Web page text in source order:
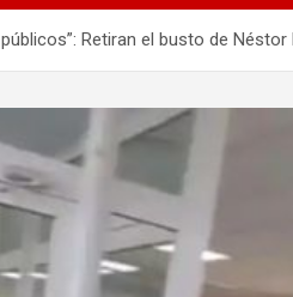
Retiran el busto de